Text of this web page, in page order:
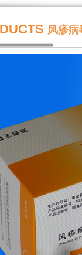
风疹